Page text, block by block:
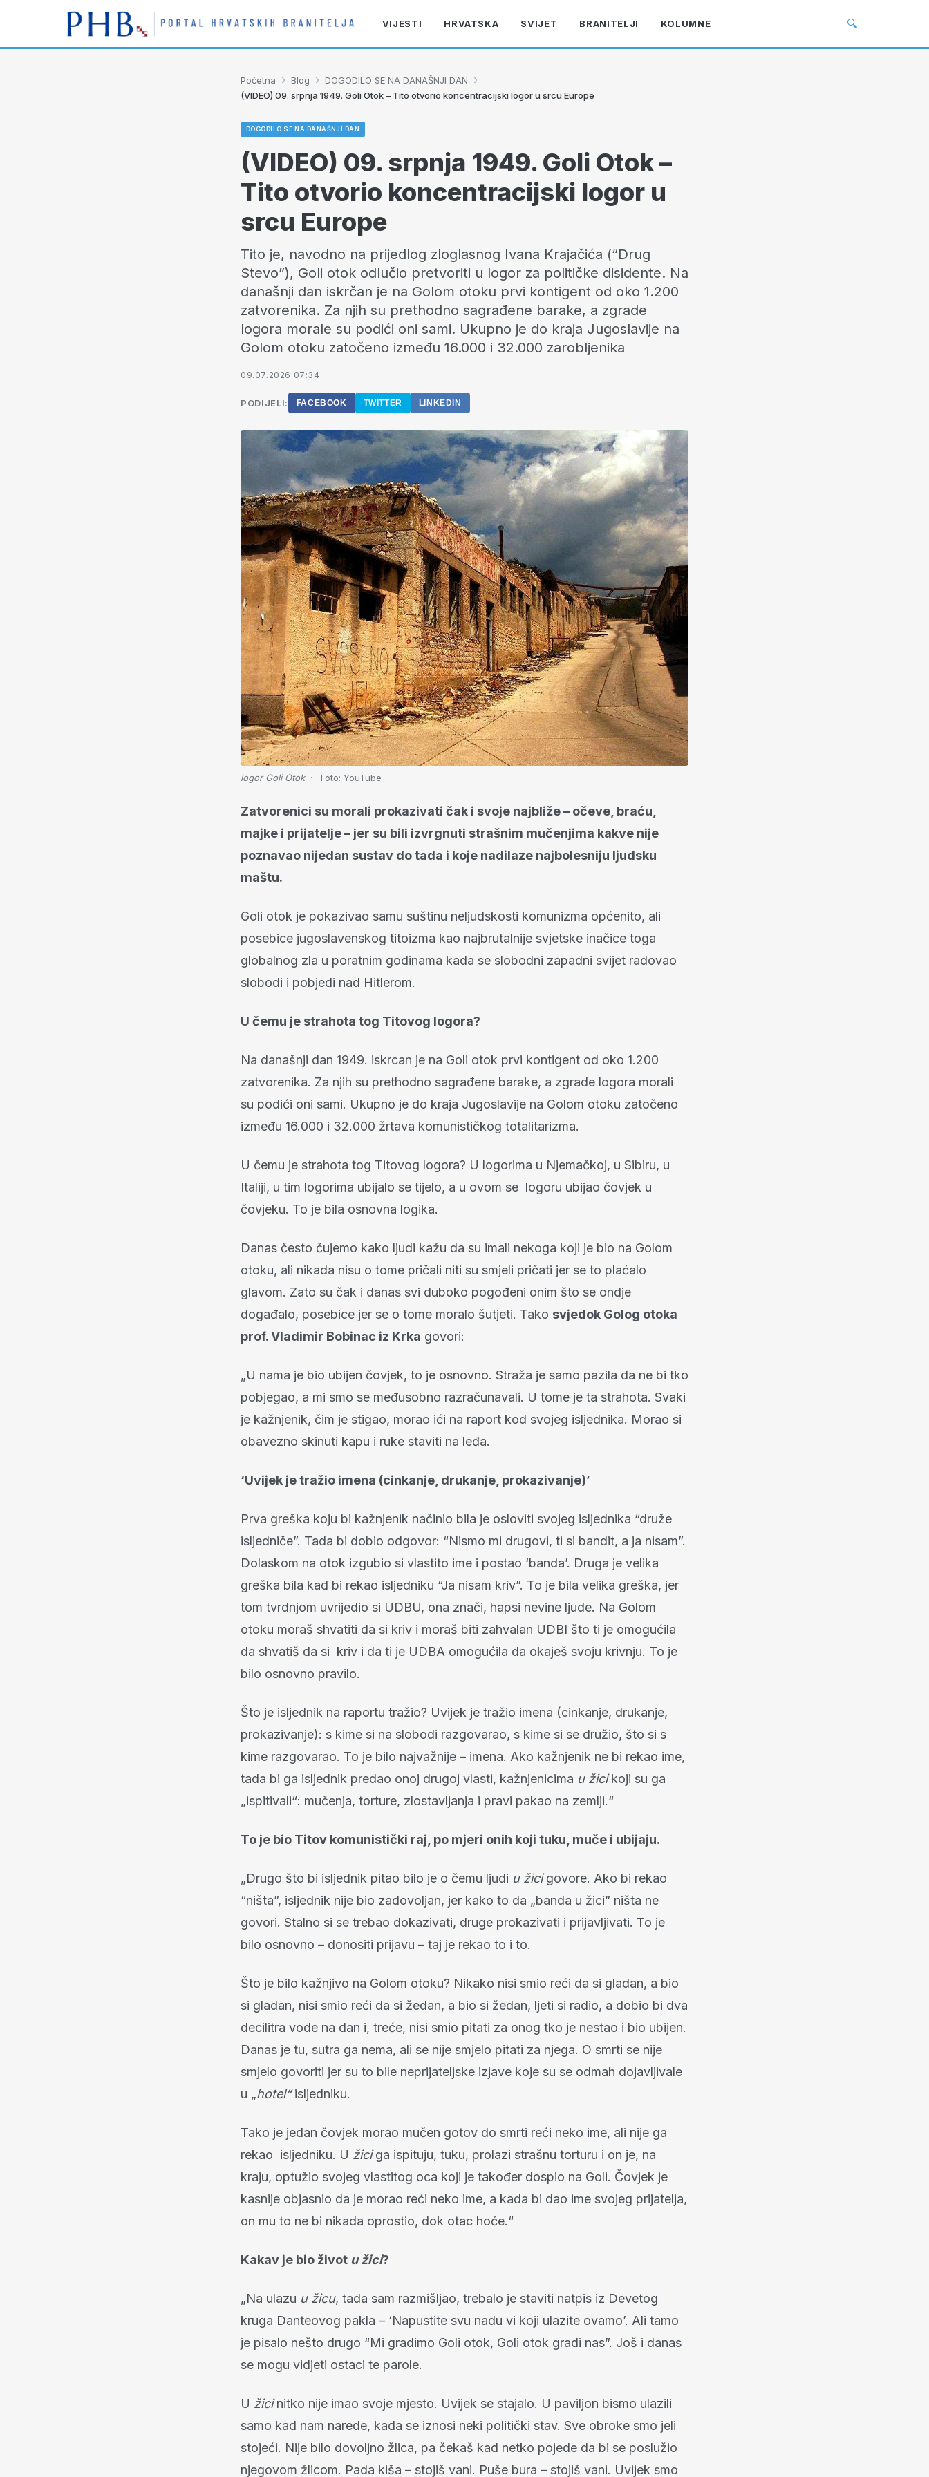
VIJESTI HRVATSKA SVIJET BRANITELJI KOLUMNE 🔍
Početna › Blog › DOGODILO SE NA DANAŠNJI DAN ›
(VIDEO) 09. srpnja 1949. Goli Otok – Tito otvorio koncentracijski logor u srcu Europe
DOGODILO SE NA DANAŠNJI DAN
(VIDEO) 09. srpnja 1949. Goli Otok –
Tito otvorio koncentracijski logor u
srcu Europe
Tito je, navodno na prijedlog zloglasnog Ivana Krajačića (“Drug
Stevo”), Goli otok odlučio pretvoriti u logor za političke disidente. Na
današnji dan iskrčan je na Golom otoku prvi kontigent od oko 1.200
zatvorenika. Za njih su prethodno sagrađene barake, a zgrade
logora morale su podići oni sami. Ukupno je do kraja Jugoslavije na
Golom otoku zatočeno između 16.000 i 32.000 zarobljenika
09.07.2026 07:34
PODIJELI: FACEBOOK TWITTER LINKEDIN
logor Goli Otok Foto: YouTube
Zatvorenici su morali prokazivati čak i svoje najbliže – očeve, braću,
majke i prijatelje – jer su bili izvrgnuti strašnim mučenjima kakve nije
poznavao nijedan sustav do tada i koje nadilaze najbolesniju ljudsku
maštu.
Goli otok je pokazivao samu suštinu neljudskosti komunizma općenito, ali
posebice jugoslavenskog titoizma kao najbrutalnije svjetske inačice toga
globalnog zla u poratnim godinama kada se slobodni zapadni svijet radovao
slobodi i pobjedi nad Hitlerom.
U čemu je strahota tog Titovog logora?
Na današnji dan 1949. iskrcan je na Goli otok prvi kontigent od oko 1.200
zatvorenika. Za njih su prethodno sagrađene barake, a zgrade logora morali
su podići oni sami. Ukupno je do kraja Jugoslavije na Golom otoku zatočeno
između 16.000 i 32.000 žrtava komunističkog totalitarizma.
U čemu je strahota tog Titovog logora? U logorima u Njemačkoj, u Sibiru, u
Italiji, u tim logorima ubijalo se tijelo, a u ovom se logoru ubijao čovjek u
čovjeku. To je bila osnovna logika.
Danas često čujemo kako ljudi kažu da su imali nekoga koji je bio na Golom
otoku, ali nikada nisu o tome pričali niti su smjeli pričati jer se to plaćalo
glavom. Zato su čak i danas svi duboko pogođeni onim što se ondje
događalo, posebice jer se o tome moralo šutjeti. Tako svjedok Golog otoka
prof. Vladimir Bobinac iz Krka govori:
„U nama je bio ubijen čovjek, to je osnovno. Straža je samo pazila da ne bi tko
pobjegao, a mi smo se međusobno razračunavali. U tome je ta strahota. Svaki
je kažnjenik, čim je stigao, morao ići na raport kod svojeg isljednika. Morao si
obavezno skinuti kapu i ruke staviti na leđa.
‘Uvijek je tražio imena (cinkanje, drukanje, prokazivanje)’
Prva greška koju bi kažnjenik načinio bila je osloviti svojeg isljednika “druže
isljedniče”. Tada bi dobio odgovor: “Nismo mi drugovi, ti si bandit, a ja nisam”.
Dolaskom na otok izgubio si vlastito ime i postao ‘banda’. Druga je velika
greška bila kad bi rekao isljedniku “Ja nisam kriv”. To je bila velika greška, jer
tom tvrdnjom uvrijedio si UDBU, ona znači, hapsi nevine ljude. Na Golom
otoku moraš shvatiti da si kriv i moraš biti zahvalan UDBI što ti je omogućila
da shvatiš da si kriv i da ti je UDBA omogućila da okaješ svoju krivnju. To je
bilo osnovno pravilo.
Što je isljednik na raportu tražio? Uvijek je tražio imena (cinkanje, drukanje,
prokazivanje): s kime si na slobodi razgovarao, s kime si se družio, što si s
kime razgovarao. To je bilo najvažnije – imena. Ako kažnjenik ne bi rekao ime,
tada bi ga isljednik predao onoj drugoj vlasti, kažnjenicima u žicikoji su ga
„ispitivali“: mučenja, torture, zlostavljanja i pravi pakao na zemlji.“
To je bio Titov komunistički raj, po mjeri onih koji tuku, muče i ubijaju.
„Drugo što bi isljednik pitao bilo je o čemu ljudi u žicigovore. Ako bi rekao
“ništa”, isljednik nije bio zadovoljan, jer kako to da „banda u žici” ništa ne
govori. Stalno si se trebao dokazivati, druge prokazivati i prijavljivati. To je
bilo osnovno – donositi prijavu – taj je rekao to i to.
Što je bilo kažnjivo na Golom otoku? Nikako nisi smio reći da si gladan, a bio
si gladan, nisi smio reći da si žedan, a bio si žedan, ljeti si radio, a dobio bi dva
decilitra vode na dan i, treće, nisi smio pitati za onog tko je nestao i bio ubijen.
Danas je tu, sutra ga nema, ali se nije smjelo pitati za njega. O smrti se nije
smjelo govoriti jer su to bile neprijateljske izjave koje su se odmah dojavljivale
u „hotel“isljedniku.
Tako je jedan čovjek morao mučen gotov do smrti reći neko ime, ali nije ga
rekao isljedniku. U žiciga ispituju, tuku, prolazi strašnu torturu i on je, na
kraju, optužio svojeg vlastitog oca koji je također dospio na Goli. Čovjek je
kasnije objasnio da je morao reći neko ime, a kada bi dao ime svojeg prijatelja,
on mu to ne bi nikada oprostio, dok otac hoće.“
Kakav je bio život u žici?
„Na ulazu u žicu, tada sam razmišljao, trebalo je staviti natpis iz Devetog
kruga Danteovog pakla – ‘Napustite svu nadu vi koji ulazite ovamo’. Ali tamo
je pisalo nešto drugo “Mi gradimo Goli otok, Goli otok gradi nas”. Još i danas
se mogu vidjeti ostaci te parole.
U žicinitko nije imao svoje mjesto. Uvijek se stajalo. U paviljon bismo ulazili
samo kad nam narede, kada se iznosi neki politički stav. Sve obroke smo jeli
stojeći. Nije bilo dovoljno žlica, pa čekaš kad netko pojede da bi se poslužio
njegovom žlicom. Pada kiša – stojiš vani. Puše bura – stojiš vani. Uvijek smo